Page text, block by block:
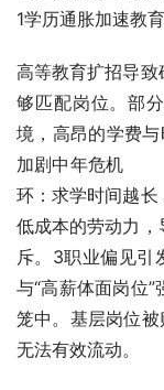
1学历通胀加速
高等教育扩招导
够匹配岗位。部
境，高昂的学费
加剧中年危机
环：求学时间越长
低成本的劳动力
斥。3职业偏见引
与“高薪体面岗位
笼中。基层岗位
无法有效流动。